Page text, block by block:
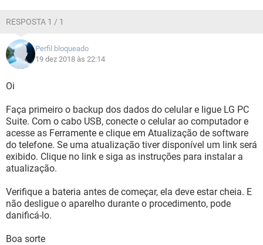
RESPOSTA 1 / 1
Perfil bloqueado
19 dez 2018 às 22:14
Oi
Faça primeiro o backup dos dados do celular e ligue LG PC
Suite. Com o cabo USB, conecte o celular ao computador e
acesse as Ferramente e clique em Atualização de software
do telefone. Se uma atualização tiver disponível um link será
exibido. Clique no link e siga as instruções para instalar a
atualização.
Verifique a bateria antes de começar, ela deve estar cheia. E
não desligue o aparelho durante o procedimento, pode
danificá-lo.
Boa sorte